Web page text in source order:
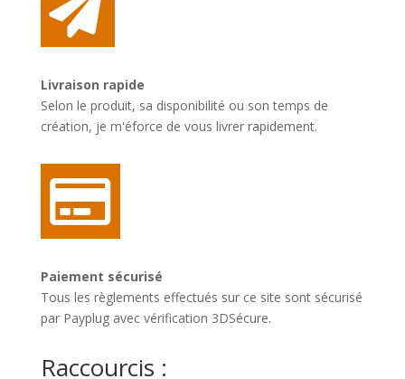
Livraison rapide
Selon le produit, sa disponibilité ou son temps de
création, je m'éforce de vous livrer rapidement.
Paiement sécurisé
Tous les règlements effectués sur ce site sont sécurisé
par Payplug avec vérification 3DSécure.
Raccourcis :